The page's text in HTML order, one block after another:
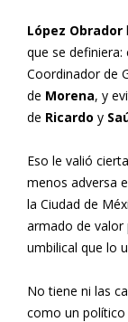
López Obrador
que se definiera:
Coordinador de
de Morena, y
de Ricardo y
Eso le valió
menos adversa
la Ciudad de
armado de
umbilical que lo
No tiene ni las
como un